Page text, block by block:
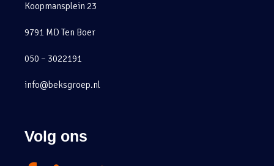
Koopmansplein 23
9791 MD Ten Boer
050 – 3022191
info@beksgroep.nl
Volg ons